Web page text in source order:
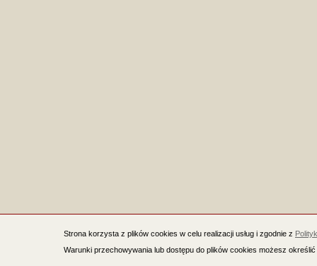
Strona korzysta z plików cookies w celu realizacji usług i zgodnie z
Warunki przechowywania lub dostępu do plików cookies możesz